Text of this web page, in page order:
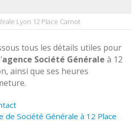
Lyon 12 Place Carnot
tous les détails utiles pour
agence Société Générale à 12
ainsi que ses heures
Société Générale à 12 Place